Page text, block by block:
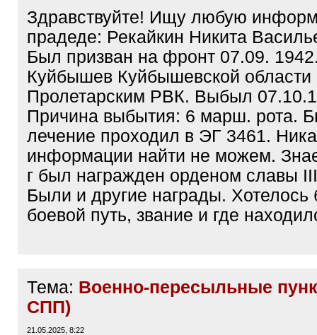
Здравствуйте! Ищу любую
прадеде: Рекайкин Никита
Был призван на фронт 07.09.
Куйбышев Куйбышевской области
Пролетарским РВК. Выбыл
Причина выбытия: 6 марш. рота.
лечение проходил в ЭГ 3461.
информации найти не можем.
г был награжден орденом славы
Были и другие награды. Хотелось
боевой путь, звание и где
Тема: Военно-пересыльные
СПП)
21.05.2025, 8:22